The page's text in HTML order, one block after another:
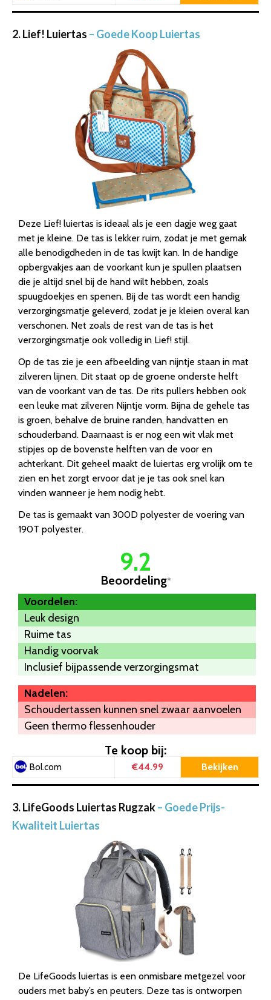
2. Lief! Luiertas – Goede Koop Luiertas
Deze Lief! luiertas is ideaal als je een dagje weg gaat
met je kleine. De tas is lekker ruim, zodat je met gemak
alle benodigdheden in de tas kwijt kan. In de handige
opbergvakjes aan de voorkant kun je spullen plaatsen
die je altijd snel bij de hand wilt hebben, zoals
spuugdoekjes en spenen. Bij de tas wordt een handig
verzorgingsmatje geleverd, zodat je je kleien overal kan
verschonen. Net zoals de rest van de tas is het
verzorgingsmatje ook volledig in Lief! stijl.
Op de tas zie je een afbeelding van nijntje staan in mat
zilveren lijnen. Dit staat op de groene onderste helft
van de voorkant van de tas. De rits pullers hebben ook
een leuke mat zilveren Nijntje vorm. Bijna de gehele tas
is groen, behalve de bruine randen, handvatten en
schouderband. Daarnaast is er nog een wit vlak met
stipjes op de bovenste helften van de voor en
achterkant. Dit geheel maakt de luiertas erg vrolijk om te
zien en het zorgt ervoor dat je je tas ook snel kan
vinden wanneer je hem nodig hebt.
De tas is gemaakt van 300D polyester de voering van
190T polyester.
9.2
Beoordeling*
Voordelen:
Leuk design
Ruime tas
Handig voorvak
Inclusief bijpassende verzorgingsmat
Nadelen:
Schoudertassen kunnen snel zwaar aanvoelen
Geen thermo flessenhouder
Te koop bij:
Bol.com €44.99 Bekijken
3. LifeGoods Luiertas Rugzak– Goede Prijs-
Kwaliteit Luiertas
De LifeGoods luiertas is een onmisbare metgezel voor
ouders met baby’s en peuters. Deze tas is ontworpen